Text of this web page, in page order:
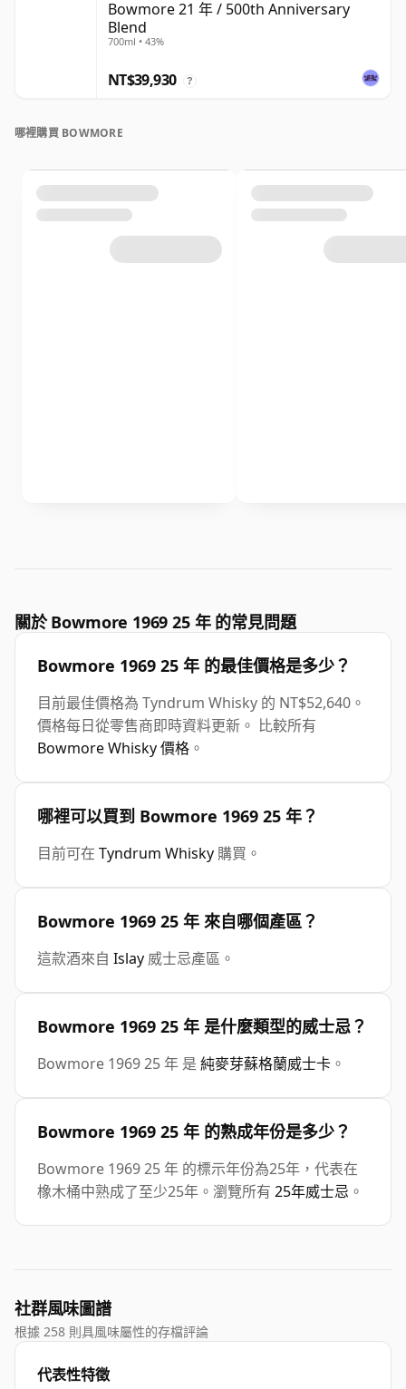
Bowmore 21 年 / 500th Anniversary
Blend
700ml • 43%
NT$39,930 ?
哪裡購買 BOWMORE
關於 Bowmore 1969 25 年 的常見問題
Bowmore 1969 25 年 的最佳價格是多少？
目前最佳價格為 Tyndrum Whisky 的 NT$52,640。
價格每日從零售商即時資料更新。 比較所有
Bowmore Whisky 價格 。
哪裡可以買到 Bowmore 1969 25 年？
目前可在 Tyndrum Whisky 購買。
Bowmore 1969 25 年 來自哪個產區？
這款酒來自 Islay 威士忌產區。
Bowmore 1969 25 年 是什麼類型的威士忌？
Bowmore 1969 25 年 是 純麥芽蘇格蘭威士卡 。
Bowmore 1969 25 年 的熟成年份是多少？
Bowmore 1969 25 年 的標示年份為25年，代表在
橡木桶中熟成了至少25年。瀏覽所有 25年威士忌 。
社群風味圖譜
根據 258 則具風味屬性的存檔評論
代表性特徵